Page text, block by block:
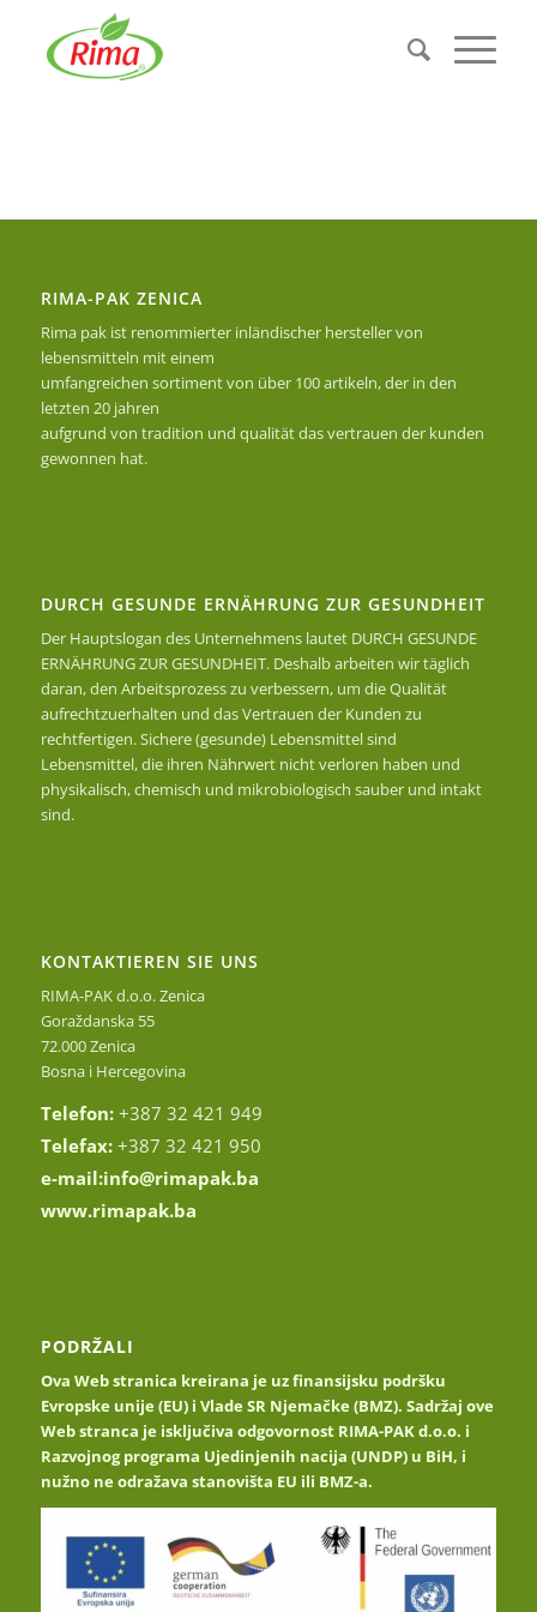
RIMA-PAK ZENICA
Rima pak ist renommierter inländischer hersteller von
lebensmitteln mit einem
umfangreichen sortiment von über 100 artikeln, der in den
letzten 20 jahren
aufgrund von tradition und qualität das vertrauen der kunden
gewonnen hat.
DURCH GESUNDE ERNÄHRUNG ZUR GESUNDHEIT
Der Hauptslogan des Unternehmens lautet DURCH GESUNDE
ERNÄHRUNG ZUR GESUNDHEIT. Deshalb arbeiten wir täglich
daran, den Arbeitsprozess zu verbessern, um die Qualität
aufrechtzuerhalten und das Vertrauen der Kunden zu
rechtfertigen. Sichere (gesunde) Lebensmittel sind
Lebensmittel, die ihren Nährwert nicht verloren haben und
physikalisch, chemisch und mikrobiologisch sauber und intakt
sind.
KONTAKTIEREN SIE UNS
RIMA-PAK d.o.o. Zenica
Goraždanska 55
72.000 Zenica
Bosna i Hercegovina
Telefon: +387 32 421 949
Telefax: +387 32 421 950
e-mail:info@rimapak.ba
www.rimapak.ba
PODRŽALI
Ova Web stranica kreirana je uz finansijsku podršku
Evropske unije (EU) i Vlade SR Njemačke (BMZ). Sadržaj ove
Web stranca je isključiva odgovornost RIMA-PAK d.o.o. i
Razvojnog programa Ujedinjenih nacija (UNDP) u BiH, i
nužno ne odražava stanovišta EU ili BMZ-a.